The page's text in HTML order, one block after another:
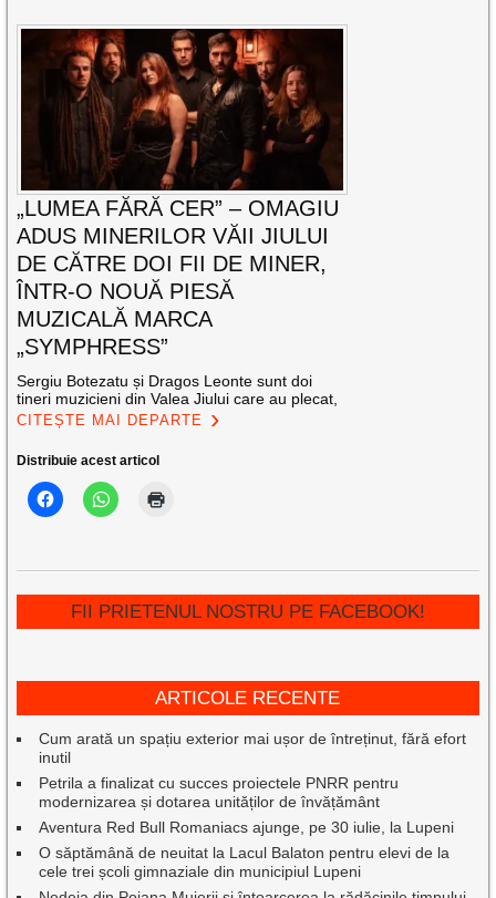
„LUMEA FĂRĂ CER” – OMAGIU
ADUS MINERILOR VĂII JIULUI
DE CĂTRE DOI FII DE MINER,
ÎNTR-O NOUĂ PIESĂ
MUZICALĂ MARCA
„SYMPHRESS”
Sergiu Botezatu și Dragos Leonte sunt doi
tineri muzicieni din Valea Jiului care au plecat,
CITEȘTE MAI DEPARTE
Distribuie acest articol
FII PRIETENUL NOSTRU PE FACEBOOK!
ARTICOLE RECENTE
Cum arată un spațiu exterior mai ușor de întreținut, fără efort
inutil
Petrila a finalizat cu succes proiectele PNRR pentru
modernizarea și dotarea unităților de învățământ
Aventura Red Bull Romaniacs ajunge, pe 30 iulie, la Lupeni
O săptămână de neuitat la Lacul Balaton pentru elevi de la
cele trei școli gimnaziale din municipiul Lupeni